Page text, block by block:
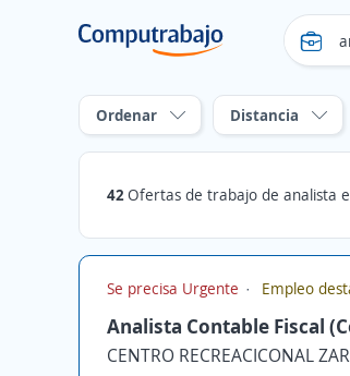
Ordenar Distancia
42Ofertas de trabajo de analista en Libertador,
Se precisa Urgente Empleo
Analista Contable Fiscal
CENTRO RECREACICONAL